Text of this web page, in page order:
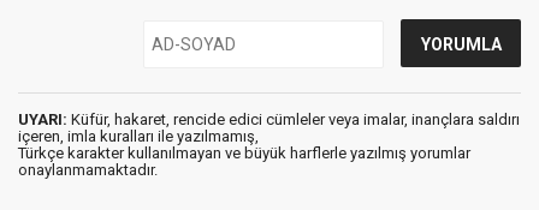
UYARI: Küfür, hakaret, rencide edici cümleler veya imalar, inançlara saldırı
içeren, imla kuralları ile yazılmamış,
Türkçe karakter kullanılmayan ve büyük harflerle yazılmış yorumlar
onaylanmamaktadır.